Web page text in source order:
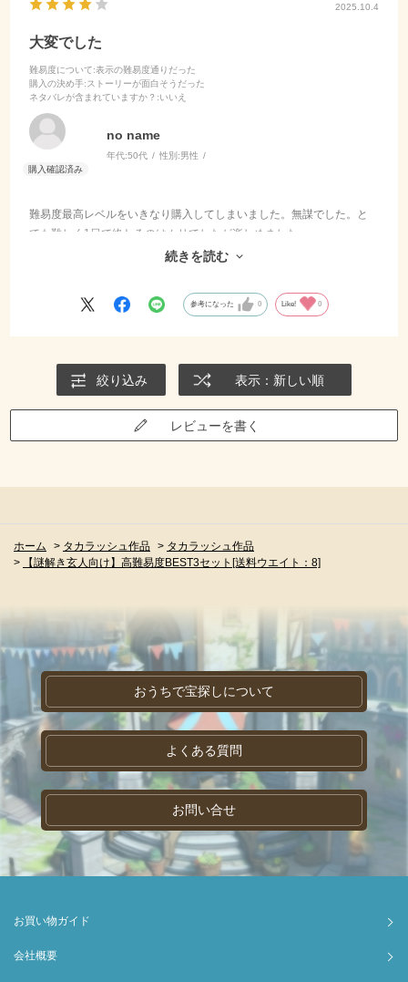
2025.10.4
大変でした
難易度について:表示の難易度通りだった
購入の決め手:ストーリーが面白そうだった
ネタバレが含まれていますか？ :いいえ
no name
年代:50代 性別:男性
難易度最高レベルをいきなり購入してしまいました。無謀でした。と
ても難しく1日で終わるのはムリでしたが楽しめました。
ただ、ちょっと謎の中には納得のいかないものがったのが残念です。
続きを読む
参考になった 0 Like! 0
絞り込み 表示：新しい順
レビューを書く
ホーム > タカラッシュ作品 > タカラッシュ作品
>
【謎解き玄人向け】高難易度BEST3セット[送料ウエイト：8]
おうちで宝探しについて
よくある質問
お問い合せ
お買い物ガイド
会社概要